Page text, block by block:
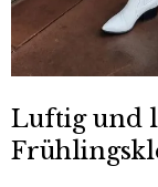
Luftig und